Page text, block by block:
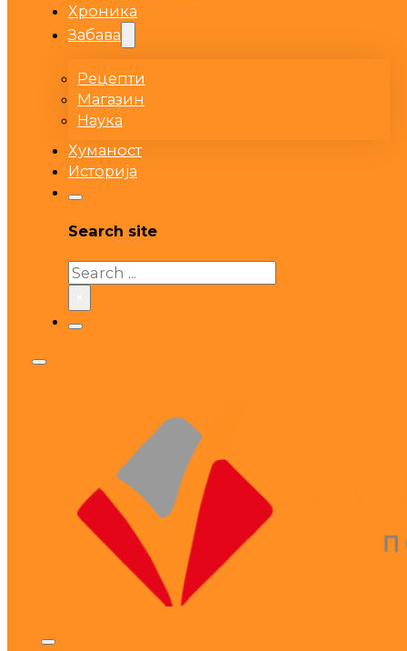
Хроника
Забава
Рецепти
Магазин
Наука
Хуманост
Историја
Search site
Search